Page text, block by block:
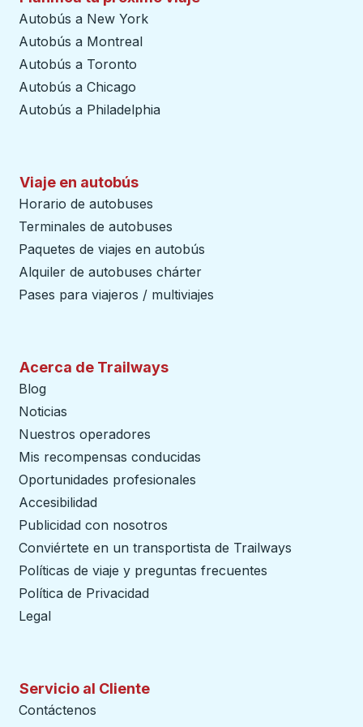
Autobús a New York
Autobús a Montreal
Autobús a Toronto
Autobús a Chicago
Autobús a Philadelphia
Viaje en autobús
Horario de autobuses
Terminales de autobuses
Paquetes de viajes en autobús
Alquiler de autobuses chárter
Pases para viajeros / multiviajes
Acerca de Trailways
Blog
Noticias
Nuestros operadores
Mis recompensas conducidas
Oportunidades profesionales
Accesibilidad
Publicidad con nosotros
Conviértete en un transportista de Trailways
Políticas de viaje y preguntas frecuentes
Política de Privacidad
Legal
Servicio al Cliente
Contáctenos